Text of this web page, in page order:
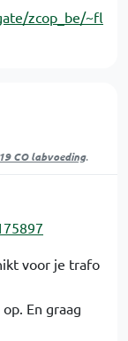
zcop_be/~fl
CO labvoeding.
voor je trafo
En graag